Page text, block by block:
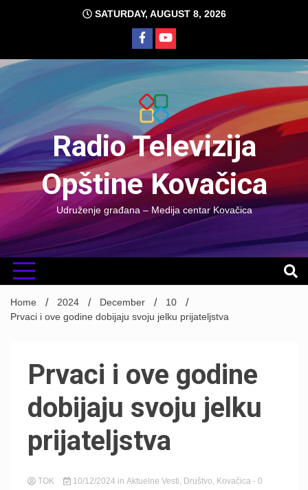
SATURDAY, AUGUST 8, 2026
Radio Televizija
Opštine Kovačica
Udruženje građana – Medija centar Kovačica
Home 2024 December
10
Prvaci i ove godine dobijaju svoju jelku prijateljstva
Prvaci i ove godine
dobijaju svoju jelku
prijateljstva
TOK 10/12/2024 in Aktuelne Vesti, Društvo, Kovačica - 0